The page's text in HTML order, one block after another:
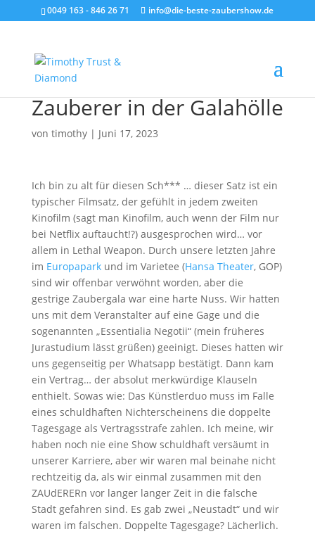
0049 163 - 846 26 71 info@die-beste-zaubershow.de
Zauberer in der Galahölle
von timothy| Juni 17, 2023
Ich bin zu alt für diesen Sch*** … dieser Satz ist ein
typischer Filmsatz, der gefühlt in jedem zweiten
Kinofilm (sagt man Kinofilm, auch wenn der Film nur
bei Netflix auftaucht!?) ausgesprochen wird… vor
allem in Lethal Weapon. Durch unsere letzten Jahre
im Europaparkund im Varietee (Hansa Theater, GOP)
sind wir offenbar verwöhnt worden, aber die
gestrige Zaubergala war eine harte Nuss. Wir hatten
uns mit dem Veranstalter auf eine Gage und die
sogenannten „Essentialia Negotii“ (mein früheres
Jurastudium lässt grüßen) geeinigt. Dieses hatten wir
uns gegenseitig per Whatsapp bestätigt. Dann kam
ein Vertrag… der absolut merkwürdige Klauseln
enthielt. Sowas wie: Das Künstlerduo muss im Falle
eines schuldhaften Nichterscheinens die doppelte
Tagesgage als Vertragsstrafe zahlen. Ich meine, wir
haben noch nie eine Show schuldhaft versäumt in
unserer Karriere, aber wir waren mal beinahe nicht
rechtzeitig da, als wir einmal zusammen mit den
ZAUdERERn vor langer langer Zeit in die falsche
Stadt gefahren sind. Es gab zwei „Neustadt“ und wir
waren im falschen. Doppelte Tagesgage? Lächerlich.